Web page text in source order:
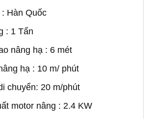
Hàn Quốc
: 1 Tấn
nâng hạ : 6 mét
hạ : 10 m/ phút
chuyển: 20 m/phút
motor nâng : 2.4 KW